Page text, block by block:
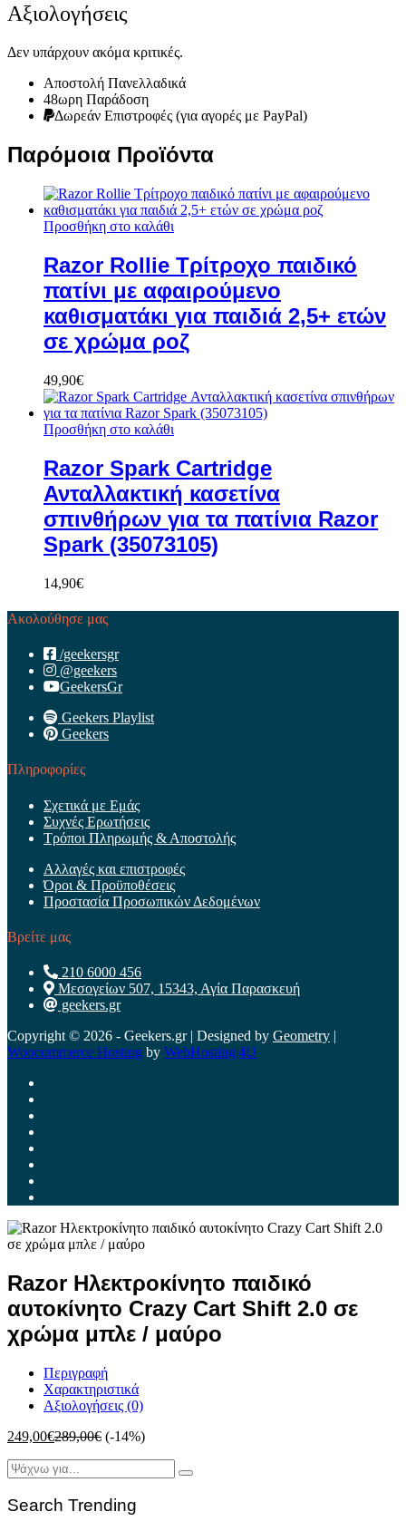
Αξιολογήσεις
Δεν υπάρχουν ακόμα κριτικές.
Αποστολή Πανελλαδικά
48ωρη Παράδοση
Δωρεάν Eπιστροφές (για αγορές με PayPal)
Παρόμοια Προϊόντα
Προσθήκη στο καλάθι
Razor Rollie Τρίτροχο παιδικό
πατίνι με αφαιρούμενο
καθισματάκι για παιδιά 2,5+ ετών
σε χρώμα ροζ
49,90€
Προσθήκη στο καλάθι
Razor Spark Cartridge
Ανταλλακτική κασετίνα
σπινθήρων για τα πατίνια Razor
Spark (35073105)
14,90€
Ακολούθησε μας
/geekersgr
@geekers
GeekersGr
Geekers Playlist
Geekers
Πληροφορίες
Σχετικά με Εμάς
Συχνές Ερωτήσεις
Τρόποι Πληρωμής & Αποστολής
Αλλαγές και επιστροφές
Όροι & Προϋποθέσεις
Προστασία Προσωπικών Δεδομένων
Βρείτε μας
210 6000 456
Μεσογείων 507, 15343, Αγία Παρασκευή
geekers.gr
Copyright © 2026 - Geekers.gr | Designed by Geometry |
Woocommerce Hosting by WebHosting|4U
Razor Ηλεκτροκίνητο παιδικό
αυτοκίνητο Crazy Cart Shift 2.0 σε
χρώμα μπλε / μαύρο
Περιγραφή
Χαρακτηριστικά
Αξιολογήσεις (0)
249,00€289,00€ (-14%)
Search Trending